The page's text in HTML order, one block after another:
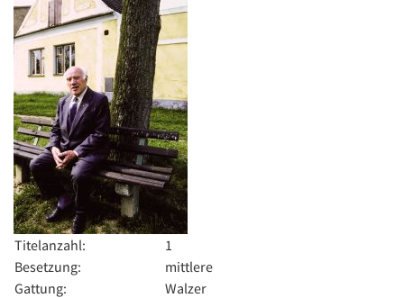
Titelanzahl:
1
Besetzung:
mittlere
Gattung:
Walzer